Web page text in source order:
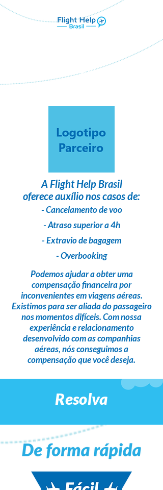
em parceria com
A Flight Help Brasil
oferece auxílio nos casos de:
- Cancelamento de voo
- Atraso superior a 4h
- Extravio de bagagem
- Overbooking
Podemos ajudar a obter uma
compensação financeirapor
inconvenientes em viagens aéreas.
Existimos para seraliada do passageiro
nos momentos difíceis. Com nossa
experiência e relacionamento
desenvolvido com as companhias
aéreas,nós conseguimos a
compensação que você deseja.
Resolva